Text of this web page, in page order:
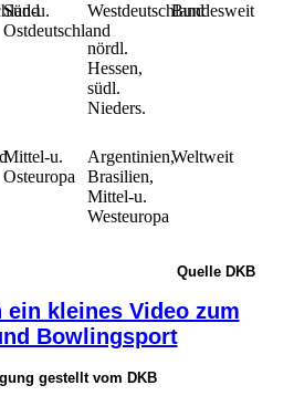
Süd-u.
Ostdeutschland
Westdeutschland
nördl.
Hessen,
südl.
Nieders.
Bundesweit
Mittel-u.
Osteuropa
Argentinien,
Brasilien,
Mittel-u.
Westeuropa
Weltweit
Quelle DKB
ein kleines Video zum
Bowlingsport
gestellt vom DKB